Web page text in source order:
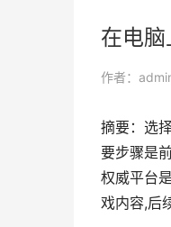
在电
作者：
摘要：选
要步骤是
权威平台
戏内容,后